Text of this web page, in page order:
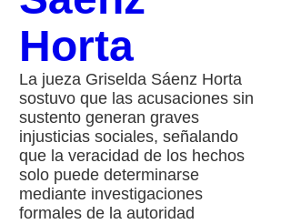
Horta
La jueza Griselda Sáenz Horta
sostuvo que las acusaciones sin
sustento generan graves
injusticias sociales, señalando
que la veracidad de los hechos
solo puede determinarse
mediante investigaciones
formales de la autoridad